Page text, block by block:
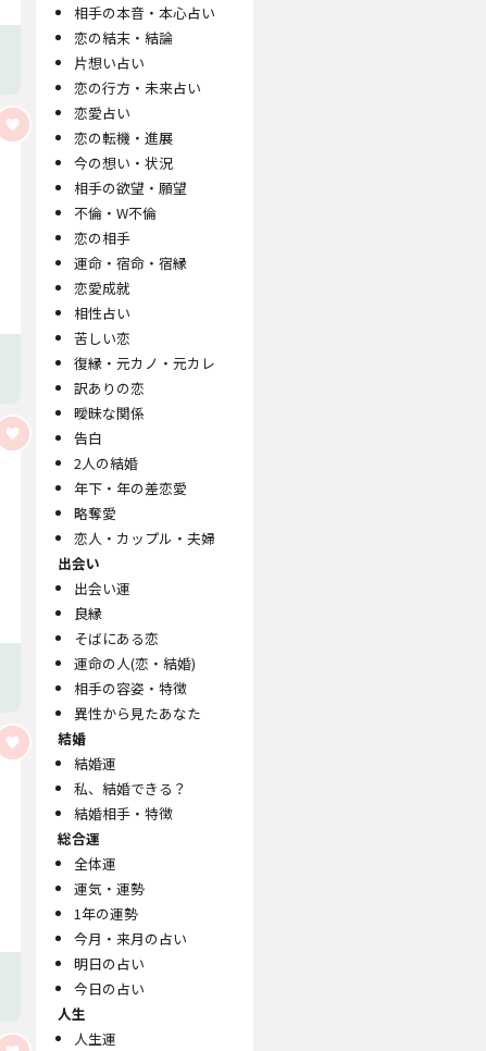
相手の本音・本心占い
恋の結末・結論
片想い占い
恋の行方・未来占い
恋愛占い
恋の転機・進展
今の想い・状況
相手の欲望・願望
不倫・W不倫
恋の相手
運命・宿命・宿縁
恋愛成就
相性占い
苦しい恋
復縁・元カノ・元カレ
訳ありの恋
曖昧な関係
告白
2人の結婚
年下・年の差恋愛
略奪愛
恋人・カップル・夫婦
出会い
出会い運
良縁
そばにある恋
運命の人(恋・結婚)
相手の容姿・特徴
異性から見たあなた
結婚
結婚運
私、結婚できる？
結婚相手・特徴
総合運
全体運
運気・運勢
1年の運勢
今月・来月の占い
明日の占い
今日の占い
人生
人生運